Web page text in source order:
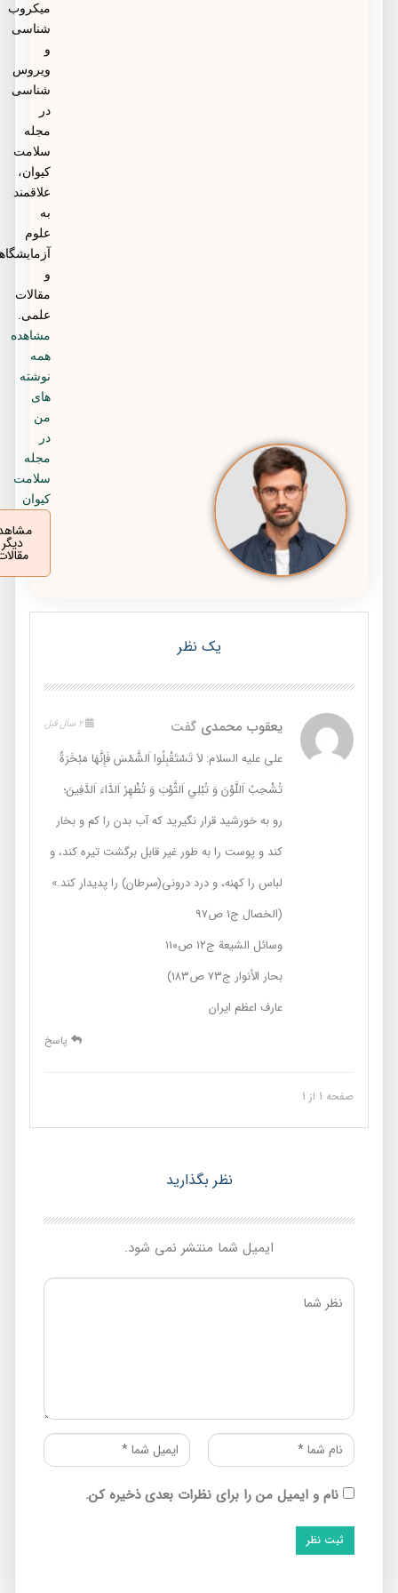
میکروب
شناسی
ویروس
شناسی
سلامت
کیوان،
علاقمند
آزمایشگاهی
مقالات
علمی.
مشاهده
نوشته
سلامت
کیوان
مشاهده
مقالات
یک نظر
یعقوب محمدیگفت
علی علیه السلام: لاَ تَسْتَقْبِلُوا اَلشَّمْسَ فَإِنَّهَا مَبْخَرَةٌ
تُشْحِبُ اَللَّوْنَ وَ تُبْلِي اَلثَّوْبَ وَ تُظْهِرُ اَلدَّاءَ اَلدَّفِينَ؛
رو به خورشيد قرار نگیرید كه آب بدن را کم و بخار
کند و پوست را به طور غیر قابل برگشت تيره كند، و
لباس را كهنه، و درد درونى(سرطان) را پديدار كند.»
(الخصال ج۱ ص۹۷
وسائل الشیعة ج۱۲ ص۱۱۰
بحار الأنوار ج۷۳ ص۱۸۳)
عارف اعظم ایران
پاسخ
صفحه 1 از 1
نظر بگذارید
ایمیل شما منتشر نمی شود.
نام و ایمیل من را برای نظرات بعدی ذخیره کن.